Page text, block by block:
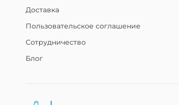
Доставка
Пользовательское соглашение
Сотрудничество
Блог